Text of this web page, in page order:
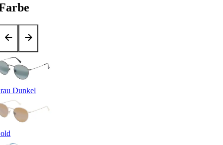
Dunkel